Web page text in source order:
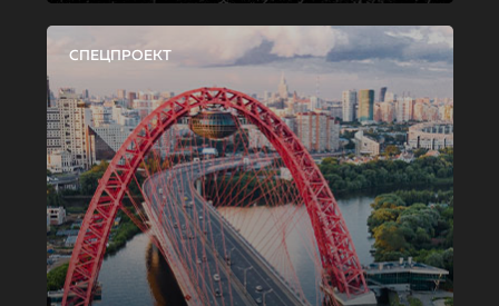
СПЕЦПРОЕКТ